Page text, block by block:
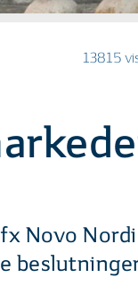
13815
Novo